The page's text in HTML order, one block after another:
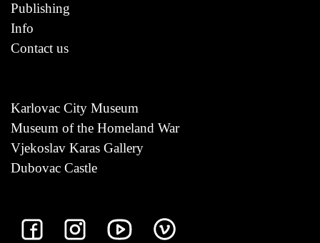
Publishing
Info
Contact us
Karlovac City Museum
Museum of the Homeland War
Vjekoslav Karas Gallery
Dubovac Castle